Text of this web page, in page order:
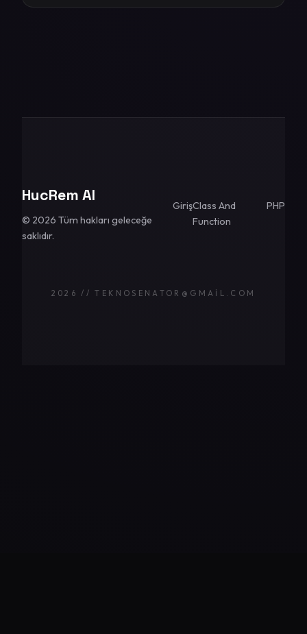
HucRem AI
© 2026 Tüm hakları geleceğe
saklıdır.
GirişClass And
Function
PHP
2026 // TEKNOSENATOR@GMAIL.COM